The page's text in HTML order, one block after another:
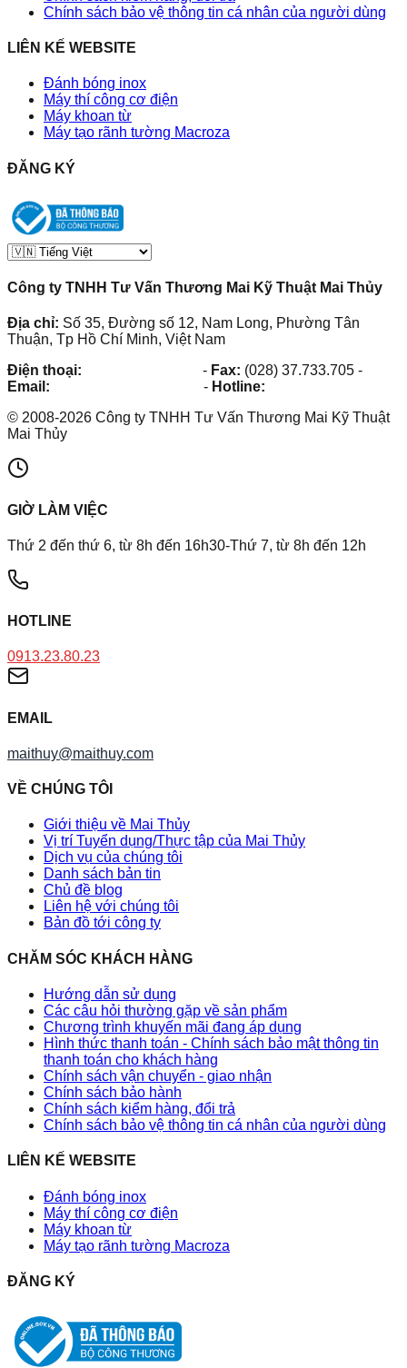
Chính sách bảo vệ thông tin cá nhân của người dùng
LIÊN KẾ WEBSITE
Đánh bóng inox
Máy thí công cơ điện
Máy khoan từ
Máy tạo rãnh tường Macroza
ĐĂNG KÝ
Công ty TNHH Tư Vấn Thương Mai Kỹ Thuật Mai Thủy
Địa chỉ: Số 35, Đường số 12, Nam Long, Phường Tân
Thuận, Tp Hồ Chí Minh, Việt Nam
Điện thoại:
- Fax: (028) 37.733.705 -
Email:
- Hotline:
© 2008-2026 Công ty TNHH Tư Vấn Thương Mai Kỹ Thuật
Mai Thủy
GIỜ LÀM VIỆC
Thứ 2 đến thứ 6, từ 8h đến 16h30-Thứ 7, từ 8h đến 12h
HOTLINE
0913.23.80.23
EMAIL
maithuy@maithuy.com
VỀ CHÚNG TÔI
Giới thiệu về Mai Thủy
Vị trí Tuyển dụng/Thực tập của Mai Thủy
Dịch vụ của chúng tôi
Danh sách bản tin
Chủ đề blog
Liên hệ với chúng tôi
Bản đồ tới công ty
CHĂM SÓC KHÁCH HÀNG
Hướng dẫn sử dụng
Các câu hỏi thường gặp về sản phẩm
Chương trình khuyến mãi đang áp dụng
Hình thức thanh toán - Chính sách bảo mật thông tin
thanh toán cho khách hàng
Chính sách vận chuyển - giao nhận
Chính sách bảo hành
Chính sách kiểm hàng, đổi trả
Chính sách bảo vệ thông tin cá nhân của người dùng
LIÊN KẾ WEBSITE
Đánh bóng inox
Máy thí công cơ điện
Máy khoan từ
Máy tạo rãnh tường Macroza
ĐĂNG KÝ